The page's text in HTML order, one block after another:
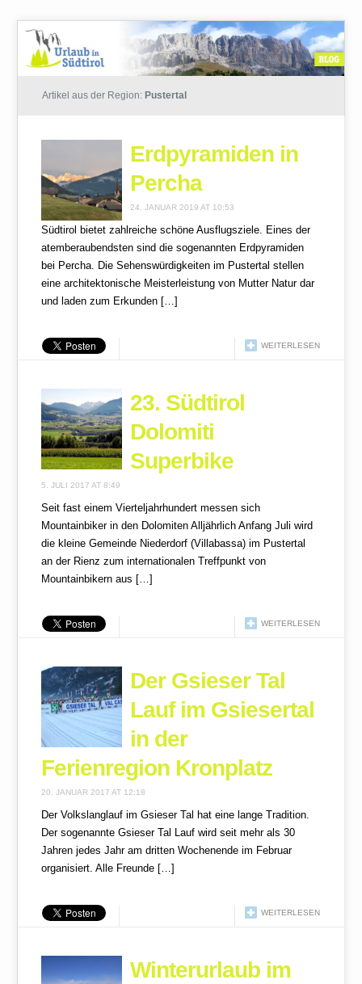
Artikel aus der Region: Pustertal
Erdpyramiden in
Percha
24. JANUAR 2019 AT 10:53
Südtirol bietet zahlreiche schöne Ausflugsziele. Eines der
atemberaubendsten sind die sogenannten Erdpyramiden
bei Percha. Die Sehenswürdigkeiten im Pustertal stellen
eine architektonische Meisterleistung von Mutter Natur dar
und laden zum Erkunden […]
WEITERLESEN
23. Südtirol
Dolomiti
Superbike
5. JULI 2017 AT 8:49
Seit fast einem Vierteljahrhundert messen sich
Mountainbiker in den Dolomiten Alljährlich Anfang Juli wird
die kleine Gemeinde Niederdorf (Villabassa) im Pustertal
an der Rienz zum internationalen Treffpunkt von
Mountainbikern aus […]
WEITERLESEN
Der Gsieser Tal
Lauf im Gsiesertal
in der
Ferienregion Kronplatz
20. JANUAR 2017 AT 12:18
Der Volkslanglauf im Gsieser Tal hat eine lange Tradition.
Der sogenannte Gsieser Tal Lauf wird seit mehr als 30
Jahren jedes Jahr am dritten Wochenende im Februar
organisiert. Alle Freunde […]
WEITERLESEN
Winterurlaub im